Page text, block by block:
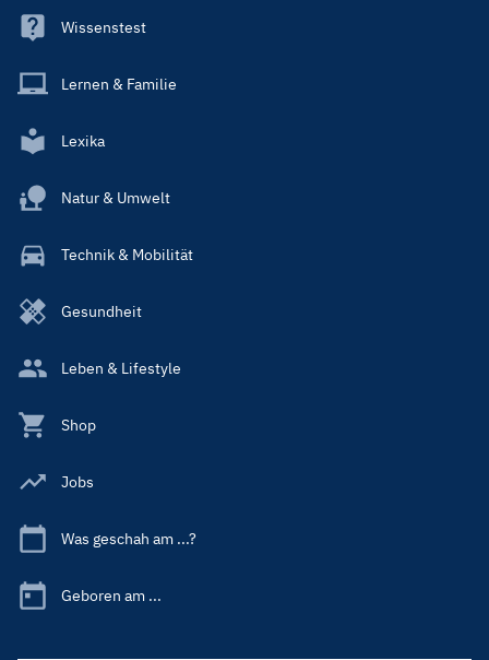
Wissenstest
Lernen & Familie
Lexika
Natur & Umwelt
Technik & Mobilität
Gesundheit
Leben & Lifestyle
Shop
Jobs
Was geschah am ...?
Geboren am ...